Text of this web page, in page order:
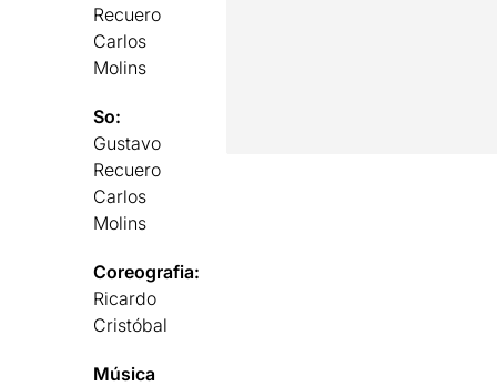
Recuero
Carlos
Molins
So:
Gustavo
Recuero
Carlos
Molins
Coreografia:
Ricardo
Cristóbal
Música